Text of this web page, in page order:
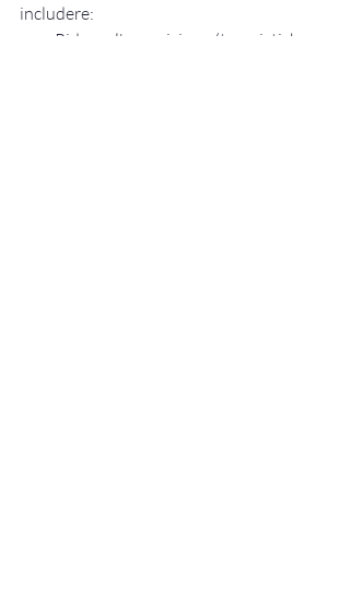
includere:
Ridurre l'esposizione (tempistiche,